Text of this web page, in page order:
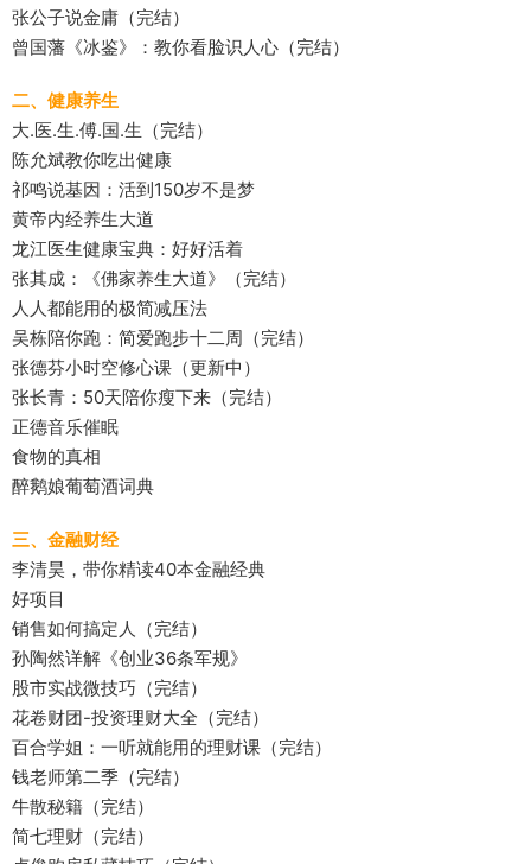
张公子说金庸（完结）
曾国藩《冰鉴》：教你看脸识人心（完结）
二、健康养生
大.医.生.傅.国.生（完结）
陈允斌教你吃出健康
祁鸣说基因：活到150岁不是梦
黄帝内经养生大道
龙江医生健康宝典：好好活着
张其成：《佛家养生大道》（完结）
人人都能用的极简减压法
吴栋陪你跑：简爱跑步十二周（完结）
张德芬小时空修心课（更新中）
张长青：50天陪你瘦下来（完结）
正德音乐催眠
食物的真相
醉鹅娘葡萄酒词典
三、金融财经
李清昊，带你精读40本金融经典
好项目
销售如何搞定人（完结）
孙陶然详解《创业36条军规》
股市实战微技巧（完结）
花卷财团-投资理财大全（完结）
百合学姐：一听就能用的理财课（完结）
钱老师第二季（完结）
牛散秘籍（完结）
简七理财（完结）